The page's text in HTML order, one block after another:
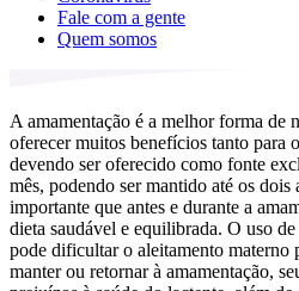
Fale com a gente
Quem somos
A amamentação é a melhor forma de
oferecer muitos benefícios tanto para
devendo ser oferecido como fonte
mês, podendo ser mantido até os dois
importante que antes e durante a
dieta saudável e equilibrada. O uso
pode dificultar o aleitamento materno
manter ou retornar à amamentação,